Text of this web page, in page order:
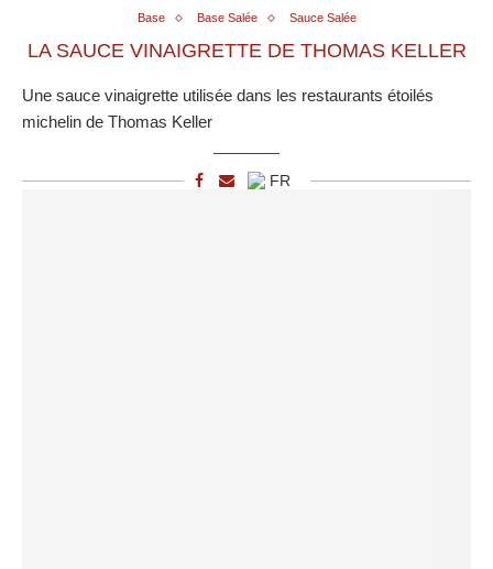
Base Base Salée Sauce Salée
LA SAUCE VINAIGRETTE DE THOMAS KELLER
Une sauce vinaigrette utilisée dans les restaurants étoilés
michelin de Thomas Keller
FR